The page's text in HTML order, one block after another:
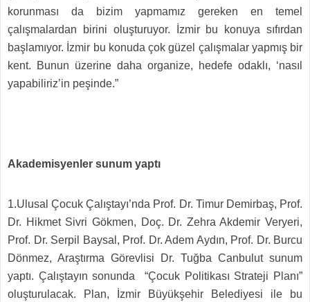
korunması da bizim yapmamız gereken en temel
çalışmalardan birini oluşturuyor. İzmir bu konuya sıfırdan
başlamıyor. İzmir bu konuda çok güzel çalışmalar yapmış bir
kent. Bunun üzerine daha organize, hedefe odaklı, ‘nasıl
yapabiliriz’in peşinde.”
Akademisyenler sunum yaptı
1.Ulusal Çocuk Çalıştayı’nda Prof. Dr. Timur Demirbaş, Prof.
Dr. Hikmet Sivri Gökmen, Doç. Dr. Zehra Akdemir Veryeri,
Prof. Dr. Serpil Baysal, Prof. Dr. Adem Aydın, Prof. Dr. Burcu
Dönmez, Araştırma Görevlisi Dr. Tuğba Canbulut sunum
yaptı. Çalıştayın sonunda “Çocuk Politikası Strateji Planı”
oluşturulacak. Plan, İzmir Büyükşehir Belediyesi ile bu